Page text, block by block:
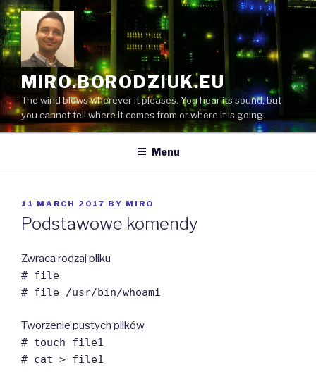
Skip
to
content
MIRO.BORODZIUK.EU
The wind blows wherever it pleases. You hear its sound, but
you cannot tell where it comes from or where it is going.
Menu
POSTED
ON
11 MARCH 2017 BY MIRO
Podstawowe komendy
Zwraca rodzaj pliku
# file
# file /usr/bin/whoami
Tworzenie pustych plików
# touch file1
# cat > file1